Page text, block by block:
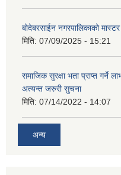
बोदेबरसाईन नगरपालिकाको
मिति: 07/09/2025 - 15:21
समाजिक सुरक्षा भता प्राप्त गर्ने
अत्यन्त जरुरी सुचना
मिति: 07/14/2022 - 14:07
अन्य